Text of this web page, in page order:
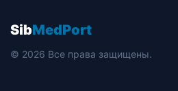
SibMedPort
© 2026 Все права защищены.